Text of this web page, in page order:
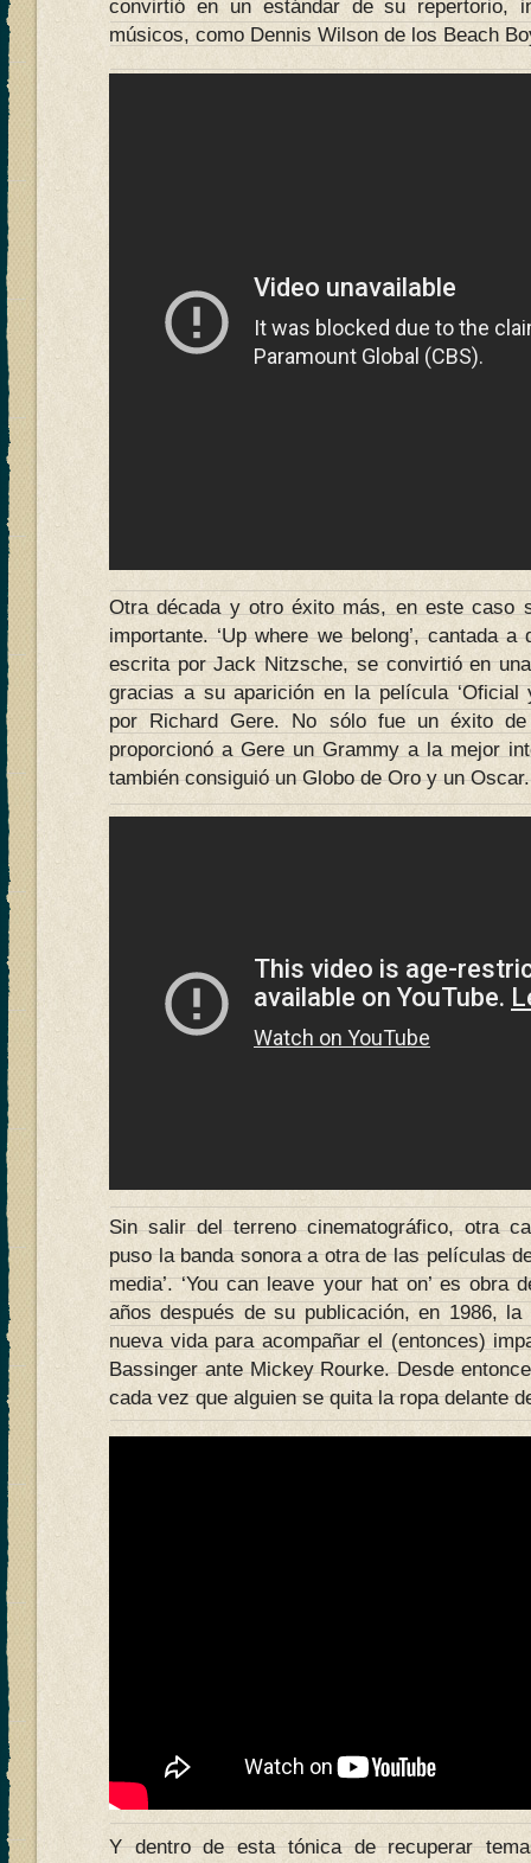
convirtió en un estándar de su repertorio,
músicos, como Dennis Wilson de los Beach
Otra década y otro éxito más, en este caso
importante. ‘Up where we belong’, cantada
escrita por Jack Nitzsche, se convirtió en
gracias a su aparición en la película ‘Oficial
por Richard Gere. No sólo fue un éxito
proporcionó a Gere un Grammy a la mejor
también consiguió un Globo de Oro y un Oscar.
Sin salir del terreno cinematográfico, otra
puso la banda sonora a otra de las películas
media’. ‘You can leave your hat on’ es obra
años después de su publicación, en 1986,
nueva vida para acompañar el (entonces)
Bassinger ante Mickey Rourke. Desde
cada vez que alguien se quita la ropa delante
Y dentro de esta tónica de recuperar